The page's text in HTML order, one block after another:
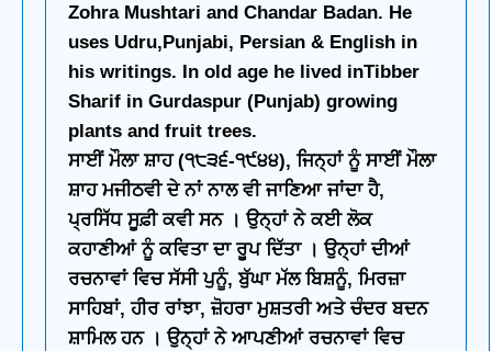
Zohra Mushtari and Chandar Badan. He
uses Udru,Punjabi, Persian & English in
his writings. In old age he lived inTibber
Sharif in Gurdaspur (Punjab) growing
plants and fruit trees.
ਸਾਈਂ ਮੌਲਾ ਸ਼ਾਹ (੧੮੩੬-੧੯੪੪), ਜਿਨ੍ਹਾਂ ਨੂੰ ਸਾਈਂ ਮੌਲਾ
ਸ਼ਾਹ ਮਜੀਠਵੀ ਦੇ ਨਾਂ ਨਾਲ ਵੀ ਜਾਣਿਆ ਜਾਂਦਾ ਹੈ,
ਪ੍ਰਸਿੱਧ ਸੂਫ਼ੀ ਕਵੀ ਸਨ । ਉਨ੍ਹਾਂ ਨੇ ਕਈ ਲੋਕ
ਕਹਾਣੀਆਂ ਨੂੰ ਕਵਿਤਾ ਦਾ ਰੂਪ ਦਿੱਤਾ । ਉਨ੍ਹਾਂ ਦੀਆਂ
ਰਚਨਾਵਾਂ ਵਿਚ ਸੱਸੀ ਪੁਨੂੰ, ਬੁੱਘਾ ਮੱਲ ਬਿਸ਼ਨੂੰ, ਮਿਰਜ਼ਾ
ਸਾਹਿਬਾਂ, ਹੀਰ ਰਾਂਝਾ, ਜ਼ੋਹਰਾ ਮੁਸ਼ਤਰੀ ਅਤੇ ਚੰਦਰ ਬਦਨ
ਸ਼ਾਮਿਲ ਹਨ । ਉਨ੍ਹਾਂ ਨੇ ਆਪਣੀਆਂ ਰਚਨਾਵਾਂ ਵਿਚ